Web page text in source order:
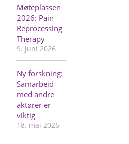
Møteplassen
2026: Pain
Reprocessing
Therapy
9. juni 2026
Ny forskning:
Samarbeid
med andre
aktører er
viktig
18. mai 2026